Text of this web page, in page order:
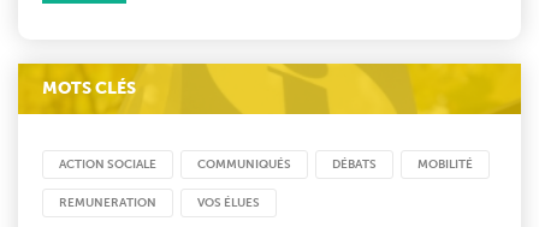
MOTS CLÉS
ACTION SOCIALE COMMUNIQUÉS DÉBATS MOBILITÉ
REMUNERATION VOS ÉLUES